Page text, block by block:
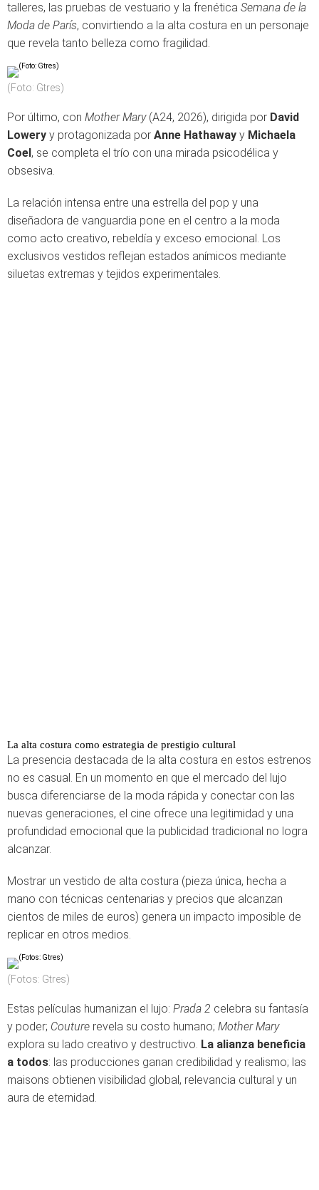
talleres, las pruebas de vestuario y la frenética Semana de la
Moda de París, convirtiendo a la alta costura en un personaje
que revela tanto belleza como fragilidad.
(Foto: Gtres)
Por último, con Mother Mary(A24, 2026), dirigida por David
Lowery y protagonizada por Anne Hathaway y Michaela
Coel, se completa el trío con una mirada psicodélica y
obsesiva.
La relación intensa entre una estrella del pop y una
diseñadora de vanguardia pone en el centro a la moda
como acto creativo, rebeldía y exceso emocional. Los
exclusivos vestidos reflejan estados anímicos mediante
siluetas extremas y tejidos experimentales.
La alta costura como estrategia de prestigio cultural
La presencia destacada de la alta costura en estos estrenos
no es casual. En un momento en que el mercado del lujo
busca diferenciarse de la moda rápida y conectar con las
nuevas generaciones, el cine ofrece una legitimidad y una
profundidad emocional que la publicidad tradicional no logra
alcanzar.
Mostrar un vestido de alta costura (pieza única, hecha a
mano con técnicas centenarias y precios que alcanzan
cientos de miles de euros) genera un impacto imposible de
replicar en otros medios.
(Fotos: Gtres)
Estas películas humanizan el lujo: Prada 2 celebra su fantasía
y poder; Couture revela su costo humano; Mother Mary
explora su lado creativo y destructivo. La alianza beneficia
a todos: las producciones ganan credibilidad y realismo; las
maisons obtienen visibilidad global, relevancia cultural y un
aura de eternidad.